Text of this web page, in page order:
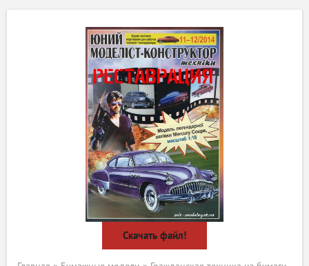
Скачать файл!